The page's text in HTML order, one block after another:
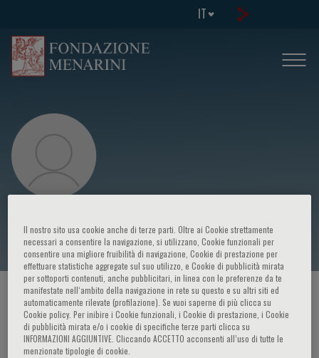
IT
Pamela Pinzani
HOME PAGE / CORSI ED EVENTI / RELATORE
Il nostro sito usa cookie anche di terze parti. Oltre ai Cookie strettamente
necessari a consentire la navigazione, si utilizzano, Cookie funzionali per
consentire una migliore fruibilità di navigazione, Cookie di prestazione per
effettuare statistiche aggregate sul suo utilizzo, e Cookie di pubblicità mirata
per sottoporti contenuti, anche pubblicitari, in linea con le preferenze da te
manifestate nell‘ambito della navigazione in rete su questo e su altri siti ed
automaticamente rilevate (profilazione). Se vuoi saperne di più clicca su
Cookie policy. Per inibire i Cookie funzionali, i Cookie di prestazione, i Cookie
di pubblicità mirata e/o i cookie di specifiche terze parti clicca su
INFORMAZIONI AGGIUNTIVE. Cliccando ACCETTO acconsenti all’uso di tutte le
menzionate tipologie di cookie.